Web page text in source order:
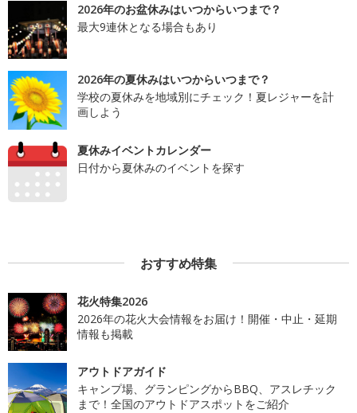
2026年のお盆休みはいつからいつまで？
最大9連休となる場合もあり
2026年の夏休みはいつからいつまで？
学校の夏休みを地域別にチェック！夏レジャーを計
画しよう
夏休みイベントカレンダー
日付から夏休みのイベントを探す
おすすめ特集
花火特集2026
2026年の花火大会情報をお届け！開催・中止・延期
情報も掲載
アウトドアガイド
キャンプ場、グランピングからBBQ、アスレチック
まで！全国のアウトドアスポットをご紹介